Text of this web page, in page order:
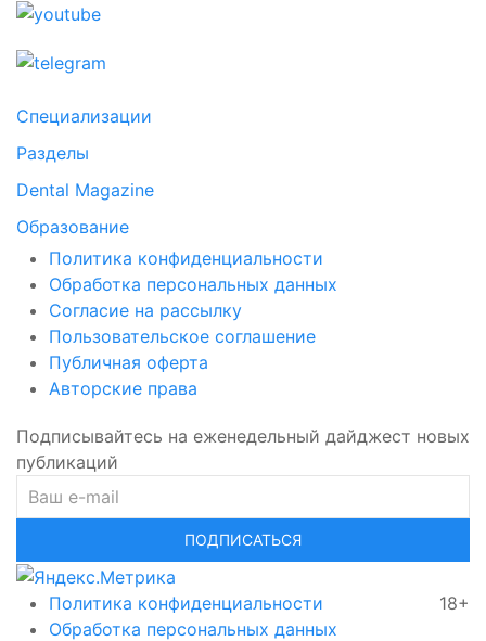
Специализации
Разделы
Dental Magazine
Образование
Политика конфиденциальности
Обработка персональных данных
Согласие на рассылку
Пользовательское соглашение
Публичная оферта
Авторские права
Подписывайтесь на еженедельный дайджест новых
публикаций
ПОДПИСАТЬСЯ
Политика конфиденциальности
Обработка персональных данных
18+